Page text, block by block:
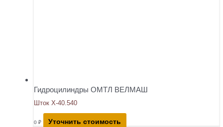
Гидроцилиндры ОМТЛ ВЕЛМАШ
Шток Х-40.540
0 ₽ Уточнить стоимость